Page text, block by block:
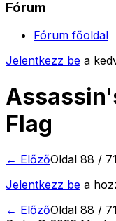
Fórum
Fórum főoldal
Jelentkezz be a
Flag
← ElőzőOldal 88 / 71
Jelentkezz be a
← ElőzőOldal 88 / 71